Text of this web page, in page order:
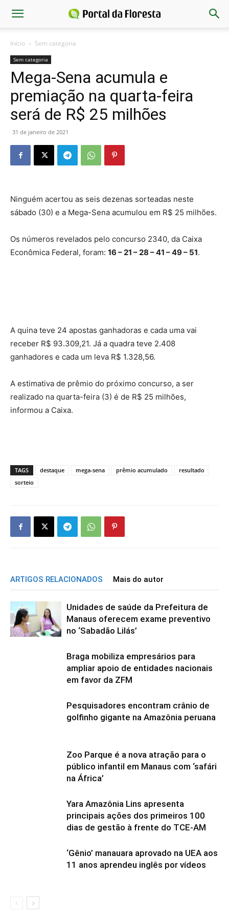
Início Sem categoria
Sem categoria
Mega-Sena acumula e
premiação na quarta-feira
será de R$ 25 milhões
31 de janeiro de 2021
Ninguém acertou as seis dezenas sorteadas neste
sábado (30) e a Mega-Sena acumulou em R$ 25 milhões.
Os números revelados pelo concurso 2340, da Caixa
Econômica Federal, foram: 16 – 21 – 28 – 41 – 49 – 51.
A quina teve 24 apostas ganhadoras e cada uma vai
receber R$ 93.309,21. Já a quadra teve 2.408
ganhadores e cada um leva R$ 1.328,56.
A estimativa de prêmio do próximo concurso, a ser
realizado na quarta-feira (3) é de R$ 25 milhões,
informou a Caixa.
TAGS destaque mega-sena prêmio acumulado
resultado
sorteio
ARTIGOS RELACIONADOS Mais do autor
Unidades de saúde da Prefeitura de
Manaus oferecem exame preventivo
no ‘Sabadão Lilás’
Braga mobiliza empresários para
ampliar apoio de entidades nacionais
em favor da ZFM
Pesquisadores encontram crânio de
golfinho gigante na Amazônia peruana
Zoo Parque é a nova atração para o
público infantil em Manaus com ‘safári
na África’
Yara Amazônia Lins apresenta
principais ações dos primeiros 100
dias de gestão à frente do TCE-AM
‘Gênio’ manauara aprovado na UEA aos
11 anos aprendeu inglês por vídeos